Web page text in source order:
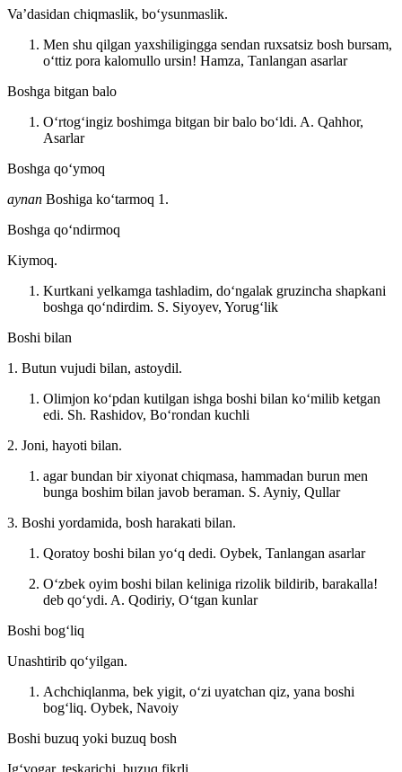
Vaʼdasidan chiqmaslik, boʻysunmaslik.
Men shu qilgan yaxshiligingga sendan ruxsatsiz bosh bursam,
oʻttiz pora kalomullo ursin! Hamza, Tanlangan asarlar
Boshga bitgan balo
Oʻrtogʻingiz boshimga bitgan bir balo boʻldi. A. Qahhor,
Asarlar
Boshga qoʻymoq
aynan Boshiga koʻtarmoq 1.
Boshga qoʻndirmoq
Kiymoq.
Kurtkani yelkamga tashladim, doʻngalak gruzincha shapkani
boshga qoʻndirdim. S. Siyoyev, Yorugʻlik
Boshi bilan
1. Butun vujudi bilan, astoydil.
Olimjon koʻpdan kutilgan ishga boshi bilan koʻmilib ketgan
edi. Sh. Rashidov, Boʻrondan kuchli
2. Joni, hayoti bilan.
agar bundan bir xiyonat chiqmasa, hammadan burun men
bunga boshim bilan javob beraman. S. Ayniy, Qullar
3. Boshi yordamida, bosh harakati bilan.
Qoratoy boshi bilan yoʻq dedi. Oybek, Tanlangan asarlar
Oʻzbek oyim boshi bilan keliniga rizolik bildirib, barakalla!
deb qoʻydi. A. Qodiriy, Oʻtgan kunlar
Boshi bogʻliq
Unashtirib qoʻyilgan.
Achchiqlanma, bek yigit, oʻzi uyatchan qiz, yana boshi
bogʻliq. Oybek, Navoiy
Boshi buzuq yoki buzuq bosh
Igʻvogar, teskarichi, buzuq fikrli.